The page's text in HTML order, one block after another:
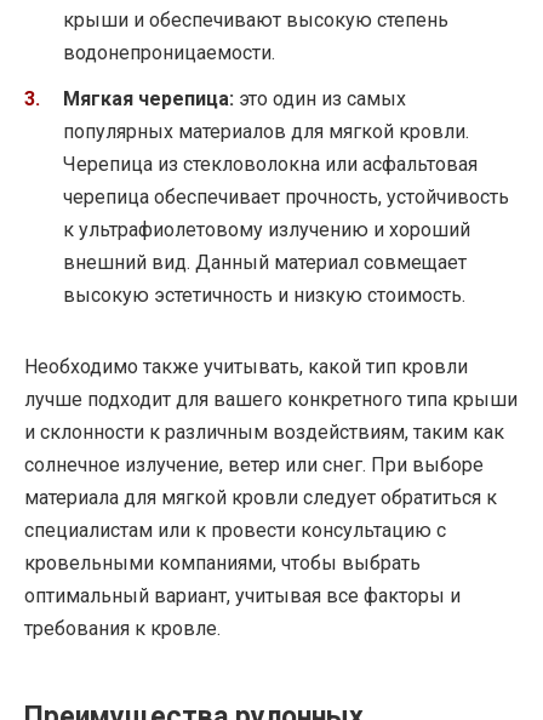
крыши и обеспечивают высокую степень
водонепроницаемости.
Мягкая черепица: это один из самых
популярных материалов для мягкой кровли.
Черепица из стекловолокна или асфальтовая
черепица обеспечивает прочность, устойчивость
к ультрафиолетовому излучению и хороший
внешний вид. Данный материал совмещает
высокую эстетичность и низкую стоимость.
Необходимо также учитывать, какой тип кровли
лучше подходит для вашего конкретного типа крыши
и склонности к различным воздействиям, таким как
солнечное излучение, ветер или снег. При выборе
материала для мягкой кровли следует обратиться к
специалистам или к провести консультацию с
кровельными компаниями, чтобы выбрать
оптимальный вариант, учитывая все факторы и
требования к кровле.